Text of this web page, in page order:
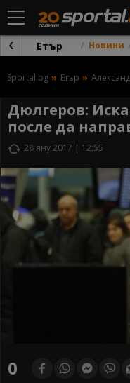
Етър Новини
Sportal.bg Етър
Дюлгеров:
после да
28 яну 2017 | 12:55
0